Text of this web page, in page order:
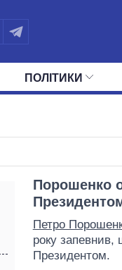
ПОЛIТИКИ
Порошенко
Петро
року запевнив,
Президентом.